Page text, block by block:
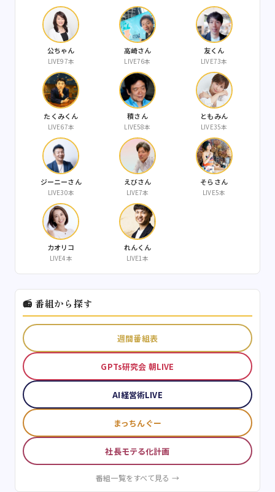
公ちゃん
LIVE97本
高崎さん
LIVE76本
友くん
LIVE73本
たくみくん
LIVE67本
積さん
LIVE58本
ともみん
LIVE35本
ジーニーさん
LIVE30本
えびさん
LIVE7本
そらさん
LIVE5本
カオリコ
LIVE4本
れんくん
LIVE1本
📻 番組から探す
週間番組表
GPTs研究会 朝LIVE
AI経営術LIVE
まっちんぐー
社長モテる化計画
番組一覧をすべて見る →